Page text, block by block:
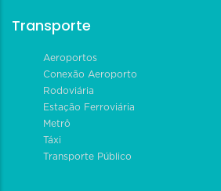
Transporte
Aeroportos
Conexão Aeroporto
Rodoviária
Estação Ferroviária
Metrô
Táxi
Transporte Público